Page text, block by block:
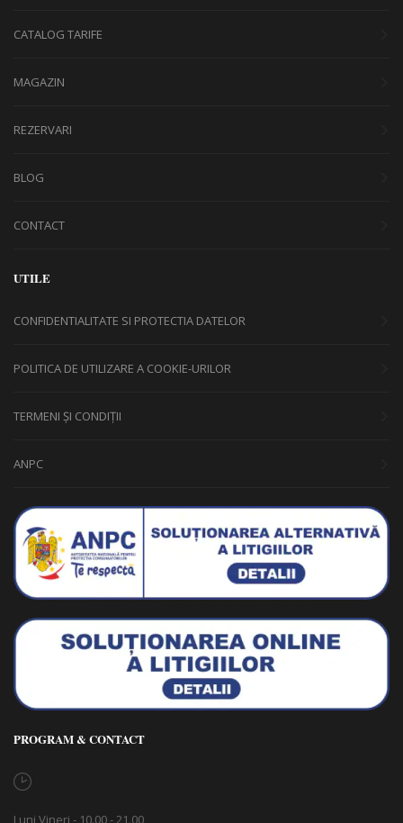
CATALOG TARIFE
MAGAZIN
REZERVARI
BLOG
CONTACT
UTILE
CONFIDENTIALITATE SI PROTECTIA DATELOR
POLITICA DE UTILIZARE A COOKIE-URILOR
TERMENI ȘI CONDIȚII
ANPC
PROGRAM & CONTACT
Luni Vineri - 10.00 - 21.00